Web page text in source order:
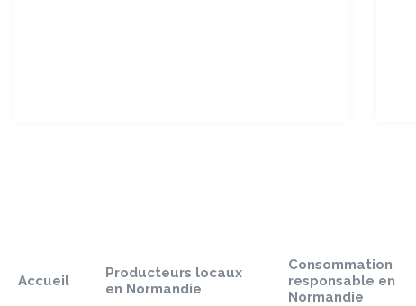
page
Accueil
Producteurs locaux
en Normandie
Consommation
responsable en
Normandie